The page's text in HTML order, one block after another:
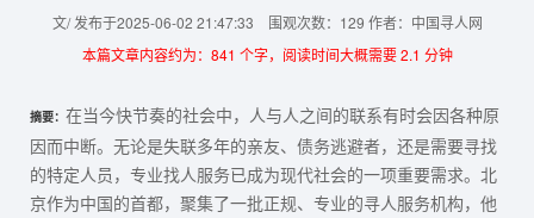
文/ 发布于2025-06-02 21:47:33 围观次数：129 作者：中国寻人网
本篇文章内容约为：841 个字，阅读时间大概需要 2.1 分钟
摘要： 在当今快节奏的社会中，人与人之间的联系有时会因各种原
因而中断。无论是失联多年的亲友、债务逃避者，还是需要寻找
的特定人员，专业找人服务已成为现代社会的一项重要需求。北
京作为中国的首都，聚集了一批正规、专业的寻人服务机构，他